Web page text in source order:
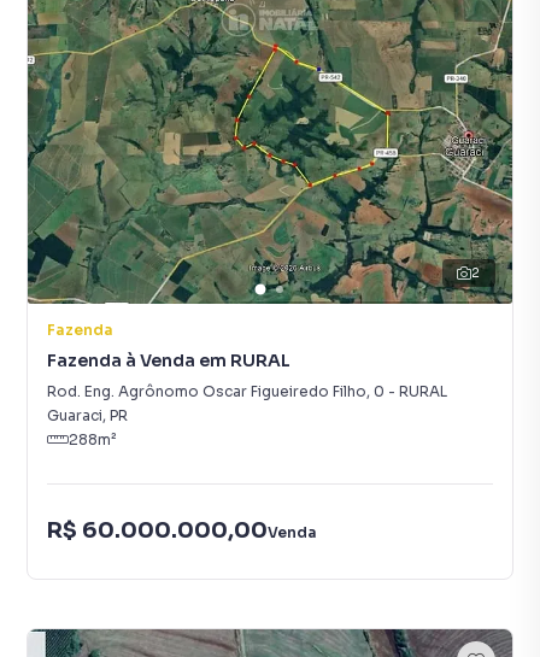
2
Fazenda
Fazenda à Venda em RURAL
Rod. Eng. Agrônomo Oscar Figueiredo Filho, 0 - RURAL
Guaraci, PR
288m²
R$ 60.000.000,00Venda